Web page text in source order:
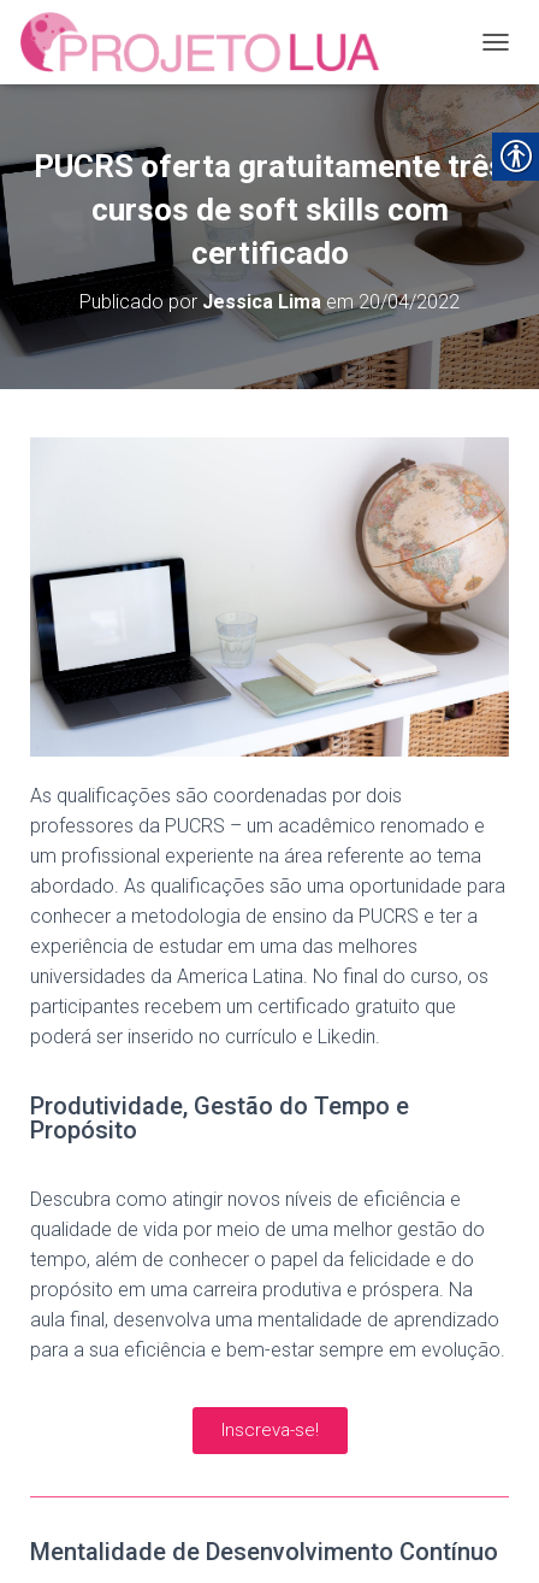
PUCRS oferta gratuitamente três
cursos de soft skills com
certificado
Publicado por Jessica Limaem20/04/2022
As qualificações são coordenadas por dois
professores da PUCRS – um acadêmico renomado e
um profissional experiente na área referente ao tema
abordado. As qualificações são uma oportunidade para
conhecer a metodologia de ensino da PUCRS e ter a
experiência de estudar em uma das melhores
universidades da America Latina. No final do curso, os
participantes recebem um certificado gratuito que
poderá ser inserido no currículo e Likedin.
Produtividade, Gestão do Tempo e
Propósito
Descubra como atingir novos níveis de eficiência e
qualidade de vida por meio de uma melhor gestão do
tempo, além de conhecer o papel da felicidade e do
propósito em uma carreira produtiva e próspera. Na
aula final, desenvolva uma mentalidade de aprendizado
para a sua eficiência e bem-estar sempre em evolução.
Inscreva-se!
Mentalidade de Desenvolvimento Contínuo